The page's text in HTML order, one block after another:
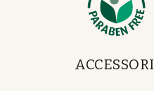
ACCESSORI